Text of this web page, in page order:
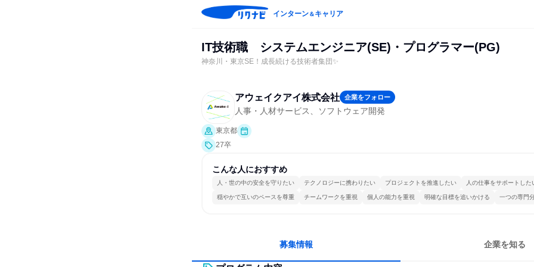
インターン＆キャリア
IT技術職 システムエンジニア(SE)・プログラマー(PG)
神奈川・東京SE！成長続ける技術者集団✨
アウェイクアイ株式会社 企業をフォロー
人事・人材サービス、ソフトウェア開発
東京都
27卒
こんな人におすすめ
人・世の中の安全を守りたい テクノロジーに携わりたい プロジェクトを推進したい 人の仕事をサポートした
穏やかで互いのペースを尊重 チームワークを重視 個人の能力を重視 明確な目標を追いかける 一つの専門
募集情報 企業を知る